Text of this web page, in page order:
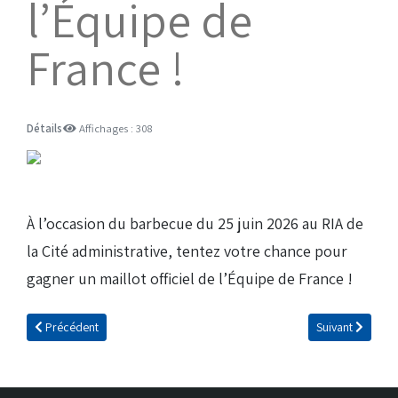
l’Équipe de
France !
Détails Affichages : 308
À l’occasion du barbecue du 25 juin 2026 au RIA de
la Cité administrative, tentez votre chance pour
gagner un maillot officiel de l’Équipe de France !
Article précédent : Retour sur le barbecue du 9 juillet 2026
Précédent Article suivant
Suivant